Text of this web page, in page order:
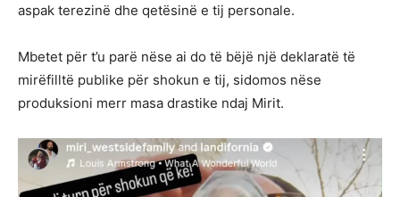
aspak terezinë dhe qetësinë e tij personale.
Mbetet për t’u parë nëse ai do të bëjë një deklaratë të
mirëfilltë publike për shokun e tij, sidomos nëse
produksioni merr masa drastike ndaj Mirit.